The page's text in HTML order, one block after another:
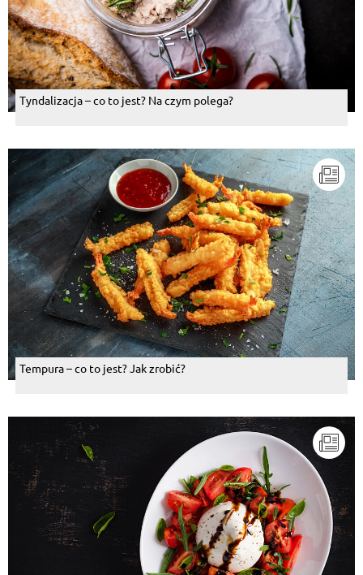
Tyndalizacja – co to jest? Na czym polega?
Tempura – co to jest? Jak zrobić?